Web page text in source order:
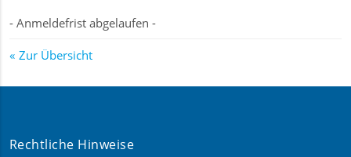
- Anmeldefrist abgelaufen -
Zur Übersicht
Rechtliche Hinweise